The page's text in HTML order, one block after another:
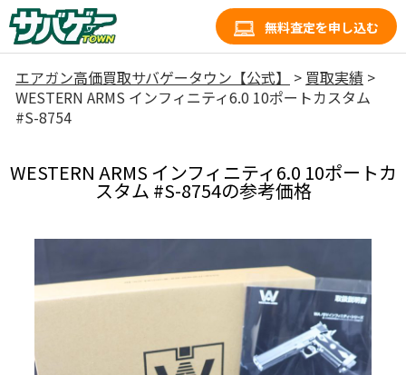
無料査定を申し込む
エアガン高価買取サバゲータウン【公式】 > 買取実績 >
WESTERN ARMS インフィニティ6.0 10ポートカスタム
#S-8754
WESTERN ARMS インフィニティ6.0 10ポートカ
スタム #S-8754の参考価格